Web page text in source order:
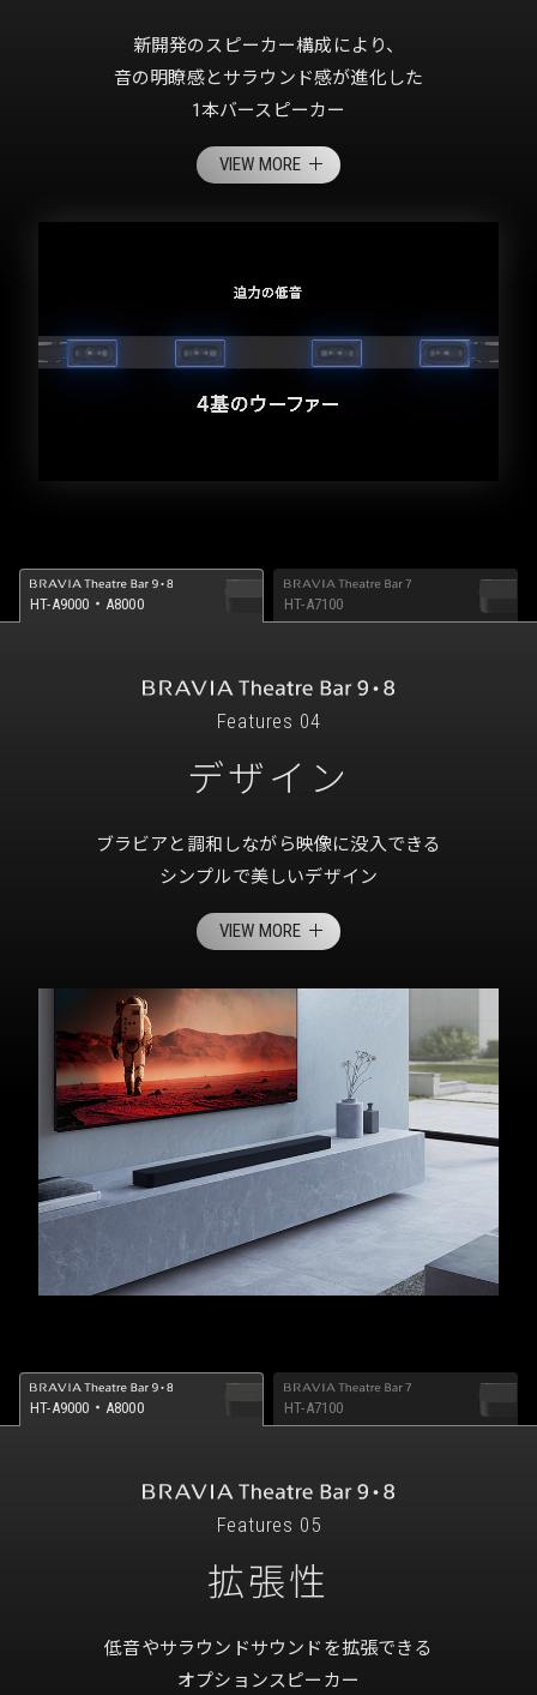
新開発のスピーカー構成により、
音の明瞭感とサラウンド感が進化した
1本バースピーカー
VIEW MORE
HT-A9000・A8000 HT-A7100
Features 04
デザイン
ブラビアと調和しながら映像に没入できる
シンプルで美しいデザイン
VIEW MORE
HT-A9000・A8000 HT-A7100
Features 05
拡張性
低音やサラウンドサウンドを拡張できる
オプションスピーカー